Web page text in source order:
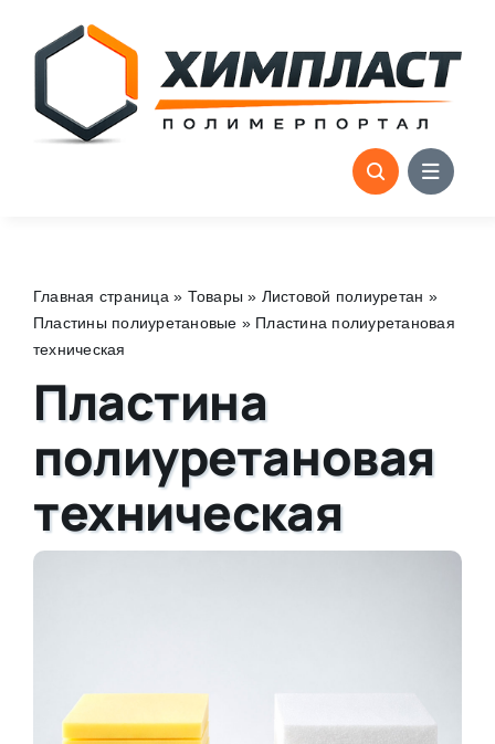
content
Главная страница » Товары » Листовой полиуретан »
Пластины полиуретановые » Пластина полиуретановая
техническая
Пластина
полиуретановая
техническая